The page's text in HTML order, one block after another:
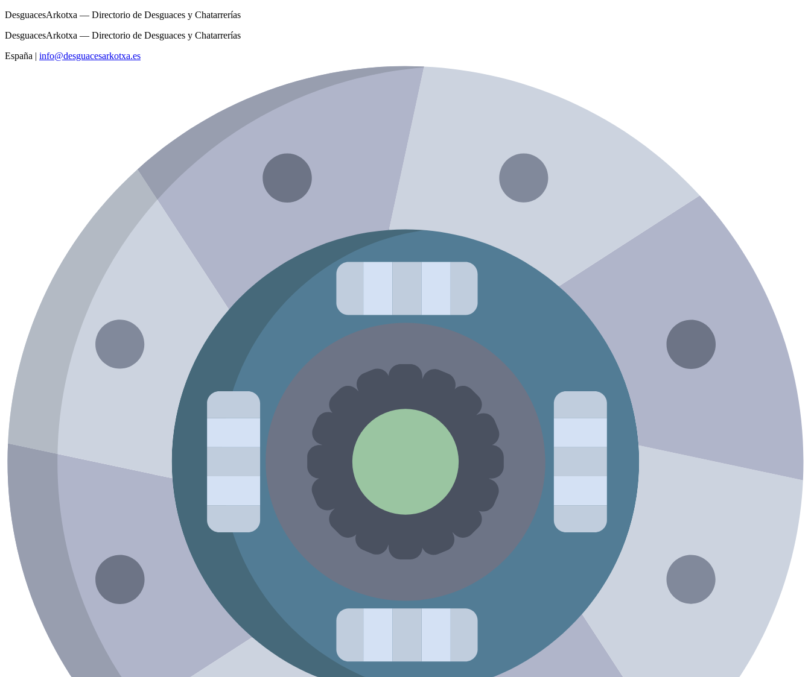
DesguacesArkotxa — Directorio de Desguaces y Chatarrerías
DesguacesArkotxa — Directorio de Desguaces y Chatarrerías
España | info@desguacesarkotxa.es